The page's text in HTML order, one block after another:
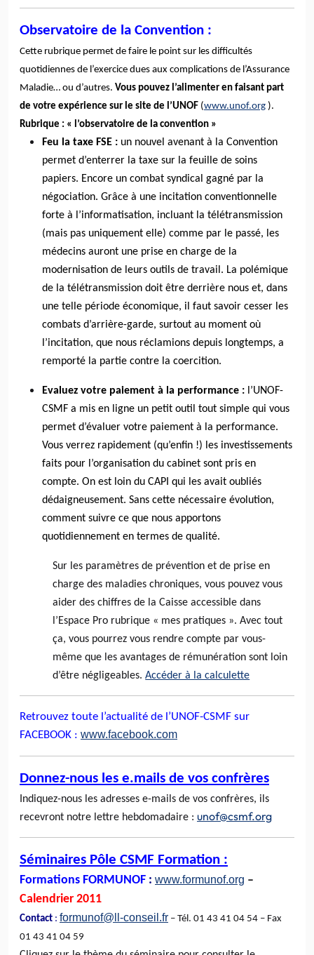
Observatoire de la Convention :
Cette rubrique permet de faire le point sur les difficultés
quotidiennes de l’exercice dues aux complications de l’Assurance
Maladie… ou d’autres. Vous pouvez l’alimenter en faisant part
de votre expérience sur le site de l’UNOF (www.unof.org ).
Rubrique : « l’observatoire de la convention »
Feu la taxe FSE : un nouvel avenant à la Convention
permet d’enterrer la taxe sur la feuille de soins
papiers. Encore un combat syndical gagné par la
négociation. Grâce à une incitation conventionnelle
forte à l’informatisation, incluant la télétransmission
(mais pas uniquement elle) comme par le passé, les
médecins auront une prise en charge de la
modernisation de leurs outils de travail. La polémique
de la télétransmission doit être derrière nous et, dans
une telle période économique, il faut savoir cesser les
combats d’arrière-garde, surtout au moment où
l’incitation, que nous réclamions depuis longtemps, a
remporté la partie contre la coercition.
Evaluez votre paiement à la performance : l’UNOF-
CSMF a mis en ligne un petit outil tout simple qui vous
permet d’évaluer votre paiement à la performance.
Vous verrez rapidement (qu’enfin !) les investissements
faits pour l’organisation du cabinet sont pris en
compte. On est loin du CAPI qui les avait oubliés
dédaigneusement. Sans cette nécessaire évolution,
comment suivre ce que nous apportons
quotidiennement en termes de qualité.
Sur les paramètres de prévention et de prise en
charge des maladies chroniques, vous pouvez vous
aider des chiffres de la Caisse accessible dans
l’Espace Pro rubrique « mes pratiques ». Avec tout
ça, vous pourrez vous rendre compte par vous-
même que les avantages de rémunération sont loin
d’être négligeables.Accéder à la calculette
Retrouvez toute l’actualité de l’UNOF-CSMF sur
FACEBOOK : www.facebook.com
Donnez-nous les e.mails de vos confrères
Indiquez-nous les adresses e-mails de vos confrères, ils
recevront notre lettre hebdomadaire : unof@csmf.org
Séminaires Pôle CSMF Formation :
Formations FORMUNOF : www.formunof.org –
Calendrier 2011
Contact : formunof@ll-conseil.fr – Tél. 01 43 41 04 54 – Fax
01 43 41 04 59